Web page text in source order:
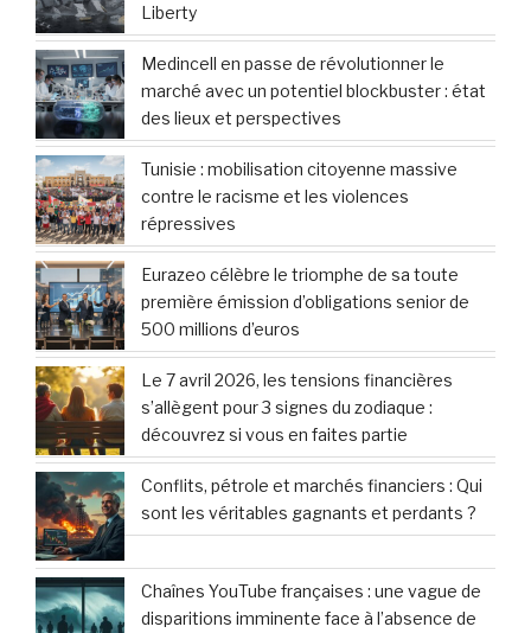
Liberty
Medincell en passe de révolutionner le
marché avec un potentiel blockbuster : état
des lieux et perspectives
Tunisie : mobilisation citoyenne massive
contre le racisme et les violences
répressives
Eurazeo célèbre le triomphe de sa toute
première émission d’obligations senior de
500 millions d’euros
Le 7 avril 2026, les tensions financières
s’allègent pour 3 signes du zodiaque :
découvrez si vous en faites partie
Conflits, pétrole et marchés financiers : Qui
sont les véritables gagnants et perdants ?
Chaînes YouTube françaises : une vague de
disparitions imminente face à l’absence de